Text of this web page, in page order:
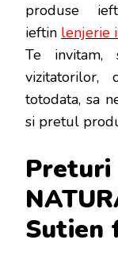
produse
ieftin lenjerie
Te invitam,
vizitatorilor,
totodata, sa
si pretul
Sutien